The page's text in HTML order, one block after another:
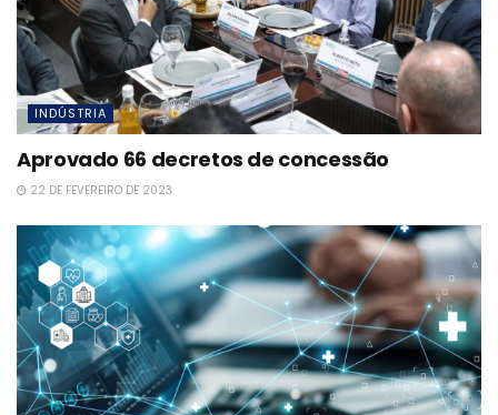
INDÚSTRIA
Aprovado 66 decretos de concessão
22 DE FEVEREIRO DE 2023